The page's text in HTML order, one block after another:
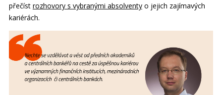
přečíst rozhovory s vybranými absolventyo jejich zajímavých
kariérách.